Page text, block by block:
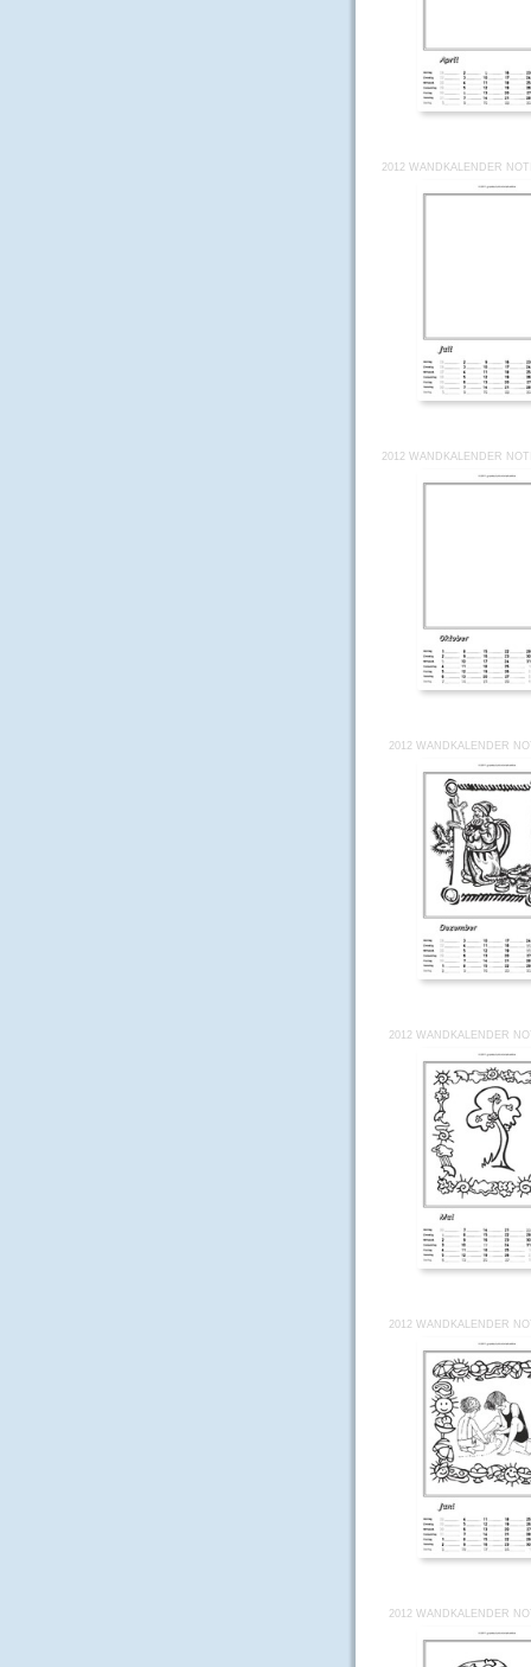
2012 WANDKALENDER
2012 WANDKALENDER
2012 WANDKALENDER
2012 WANDKALENDER
2012 WANDKALENDER
2012 WANDKALENDER